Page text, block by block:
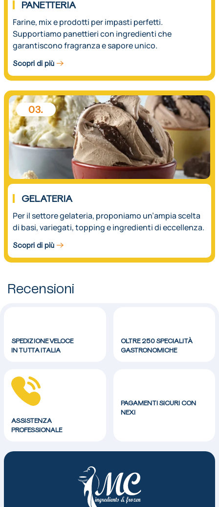
PANETTERIA
Farine, mix e prodotti per impasti perfetti.
Supportiamo panettieri con ingredienti che
garantiscono fragranza e sapore unico.
Scopri di più
03.
GELATERIA
Per il settore gelateria, proponiamo un’ampia scelta
di basi, variegati, topping e ingredienti di eccellenza.
Scopri di più
Recensioni
SPEDIZIONE VELOCE
IN TUTTA ITALIA
OLTRE 250 SPECIALITÀ
GASTRONOMICHE
ASSISTENZA
PROFESSIONALE
PAGAMENTI SICURI CON
NEXI